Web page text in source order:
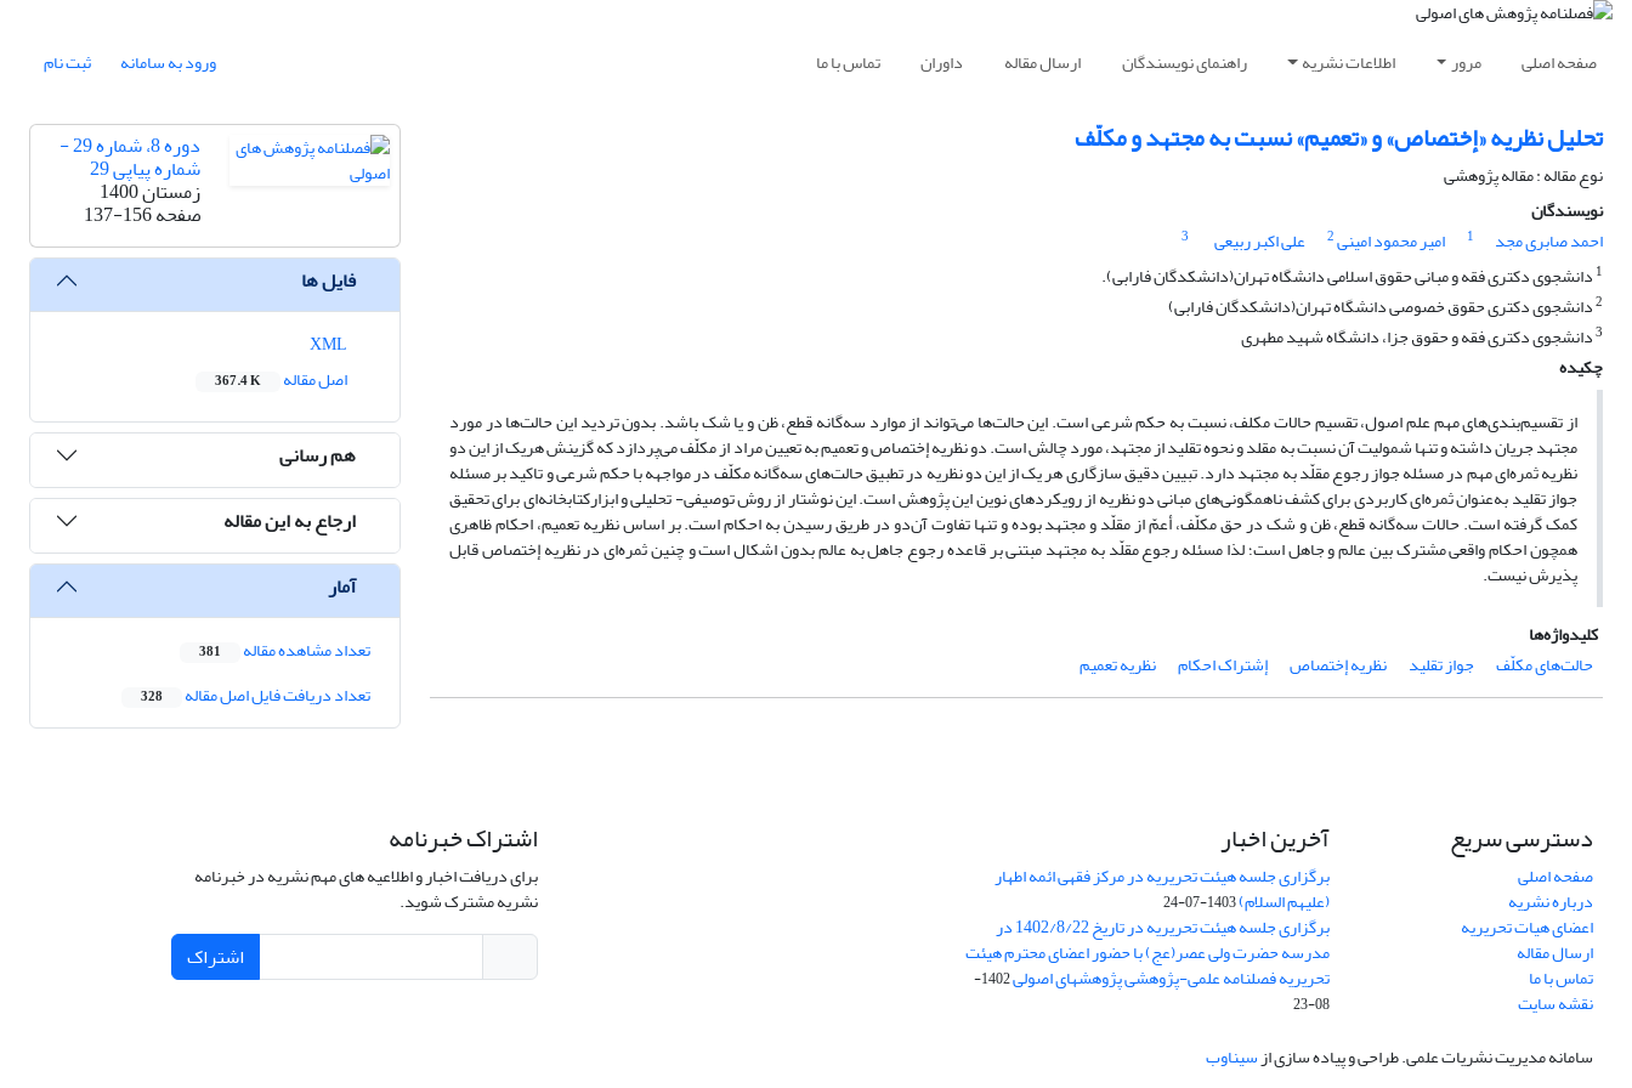
صفحه اصلی مرور اطلاعات نشریه راهنمای نویسندگان ارسال مقاله داوران تماس با ما ورود به سامانه ثبت نام
تحلیل نظریه «إختصاص» و «تعمیم» نسبت به مجتهد و مکلّف
نوع مقاله : مقاله پژوهشی
نویسندگان
احمد صابری مجد
1 امیر محمود امینی2 علی اکبر ربیعی
3
1 دانشجوی دکتری فقه و مبانی حقوق اسلامی دانشگاه تهران(دانشکدگان فارابی).
2دانشجوی دکتری حقوق خصوصی دانشگاه تهران(دانشکدگان فارابی)
3دانشجوی دکتری فقه و حقوق جزا، دانشگاه شهید مطهری
چکیده
از تقسیم‌بندی‌های مهم علم اصول، تقسیم‌ حالات مکلف، نسبت به حکم شرعی است. این حالت‌ها می‌تواند از موارد سه‌گانه قطع، ظن و یا شک باشد. بدون تردید این حالت‌ها در مورد
مجتهد جریان داشته و تنها شمولیت آن نسبت به مقلد و نحوه تقلید از مجتهد، مورد چالش است. دو نظریه إختصاص و تعمیم به تعیین مراد از مکلّف می‌پردازد که گزینش هریک از این دو
نظریه ثمره‌ای مهم در مسئله جواز رجوع مقلّد به مجتهد دارد. تبیین دقیق سازگاری هر یک از این دو نظریه در تطبیق حالت‌های سه‌گانه مکلّف در مواجهه با حکم شرعی و تاکید بر مسئله
جواز تقلید به‌عنوان ثمره‌ای کاربردی برای کشف ناهمگونی‌های مبانی دو نظریه از رویکردهای نوین این پژوهش است. این نوشتار از روش توصیفی- تحلیلی و ابزارکتابخانه‌ای برای تحقیق
کمک گرفته است. حالات سه‌گانه قطع، ظن و شک در حق مکلّف، أعمّ از مقلّد و مجتهد بوده و تنها تفاوت آن‌دو در طریق رسیدن به احکام است. بر اساس نظریه تعمیم، احکام ظاهری
همچون احکام واقعی مشترک بین عالم و جاهل است؛ لذا مسئله رجوع مقلّد به مجتهد مبتنی بر قاعده رجوع جاهل به عالم بدون اشکال است و چنین ثمره‌ای در نظریه إختصاص قابل
پذیرش نیست.
کلیدواژه‌ها
حالت‌های مکلّف
جواز تقلید نظریه إختصاص إشتراک احکام نظریه تعمیم
دوره 8، شماره 29 -
شماره پیاپی 29
زمستان 1400
صفحه137-156
فایل ها
اصل مقاله
367.4 K
هم رسانی
ارجاع به این مقاله
آمار
تعداد مشاهده مقاله 381
تعداد دریافت فایل اصل مقاله 328
دسترسی سریع
صفحه اصلی
درباره نشریه
اعضای هیات تحریریه
ارسال مقاله
تماس با ما
نقشه سایت
آخرین اخبار
برگزاری جلسه هیئت تحریریه در مرکز فقهی ائمه اطهار
(علیهم السلام)1403-07-24
برگزاری جلسه هیئت تحریریه در تاریخ 1402/8/22 در
مدرسه حضرت ولی عصر(عج) با حضور اعضای محترم هیئت
تحریریه فصلنامه علمی-پژوهشی پژوهشهای اصولی
1402-
08-23
اشتراک خبرنامه
برای دریافت اخبار و اطلاعیه های مهم نشریه در خبرنامه
نشریه مشترک شوید.
اشتراک
سامانه مدیریت نشریات علمی.طراحی و پیاده سازی ازسیناوب